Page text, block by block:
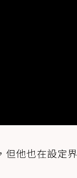
但他也在設定